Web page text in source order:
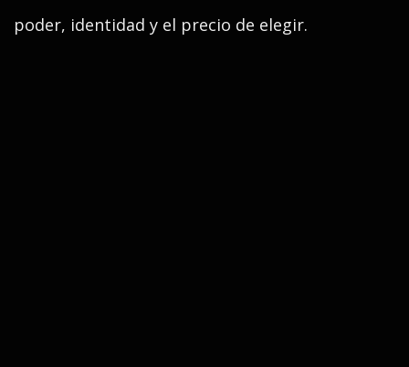
poder, identidad y el precio de elegir.